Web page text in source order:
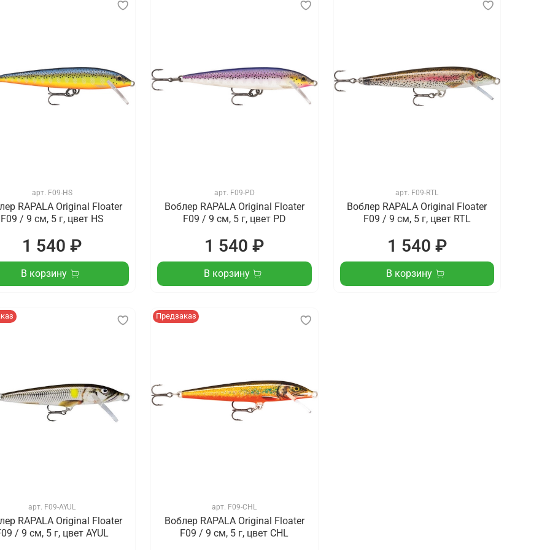
арт. F09-HS
RAPALA Original Floater
F09 / 9 см, 5 г, цвет HS
1 540 ₽
В корзину
арт. F09-PD
Воблер RAPALA Original Floater
F09 / 9 см, 5 г, цвет PD
1 540 ₽
В корзину
арт. F09-RTL
Воблер RAPALA Original Floater
F09 / 9 см, 5 г, цвет RTL
1 540 ₽
В корзину
арт. F09-AYUL
RAPALA Original Floater
/ 9 см, 5 г, цвет AYUL
Предзаказ
арт. F09-CHL
Воблер RAPALA Original Floater
F09 / 9 см, 5 г, цвет CHL